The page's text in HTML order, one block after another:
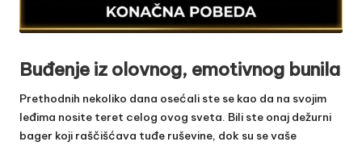
Buđenje iz olovnog, emotivnog bunila
Prethodnih nekoliko dana osećali ste se kao da na svojim
leđima nosite teret celog ovog sveta. Bili ste onaj dežurni
bager koji raščišćava tuđe ruševine, dok su se vaše